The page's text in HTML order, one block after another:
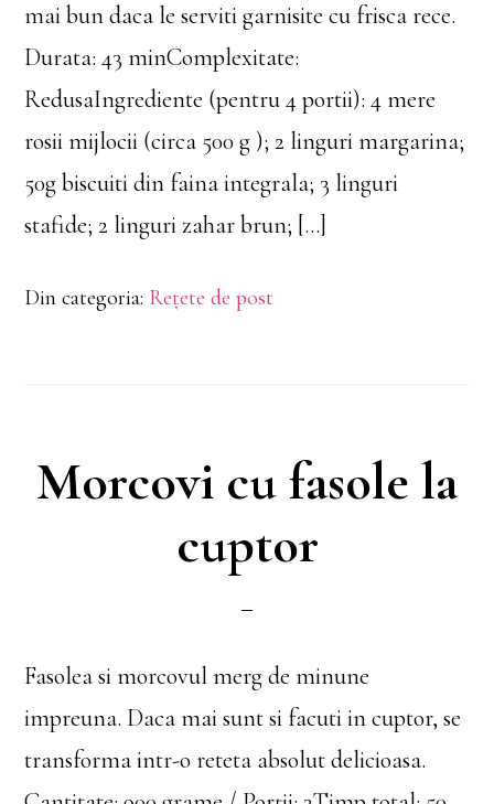
mai bun daca le serviti garnisite cu frisca rece.
Durata: 43 minComplexitate:
RedusaIngrediente (pentru 4 portii): 4 mere
rosii mijlocii (circa 500 g ); 2 linguri margarina;
50g biscuiti din faina integrala; 3 linguri
stafide; 2 linguri zahar brun; […]
Din categoria: Rețete de post
Morcovi cu fasole la
cuptor
Fasolea si morcovul merg de minune
impreuna. Daca mai sunt si facuti in cuptor, se
transforma intr-o reteta absolut delicioasa.